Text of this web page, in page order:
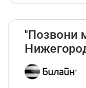
''Позвони